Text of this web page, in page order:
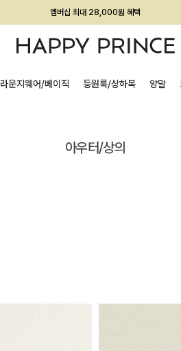
회원전용 아울렛, 가입하면 ~60% 할인!
멤버십 최대 28,000원 혜택
라운지웨어/베이직 등원룩/상하복 양말
아우터/상의